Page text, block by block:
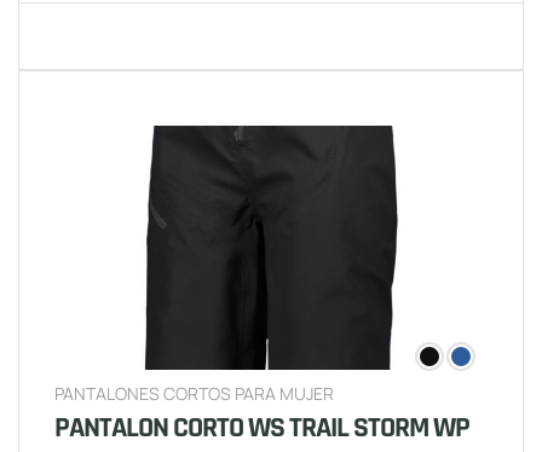
PANTALONES CORTOS PARA MUJER
PANTALON CORTO WS TRAIL STORM WP